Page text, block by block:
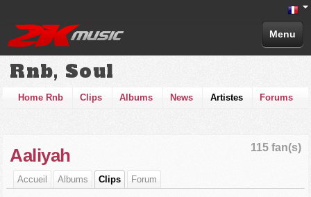
Menu
Rnb, Soul
Home Rnb Clips Albums News Artistes Forums
115 fan(s)
Aaliyah
Accueil Albums Clips Forum